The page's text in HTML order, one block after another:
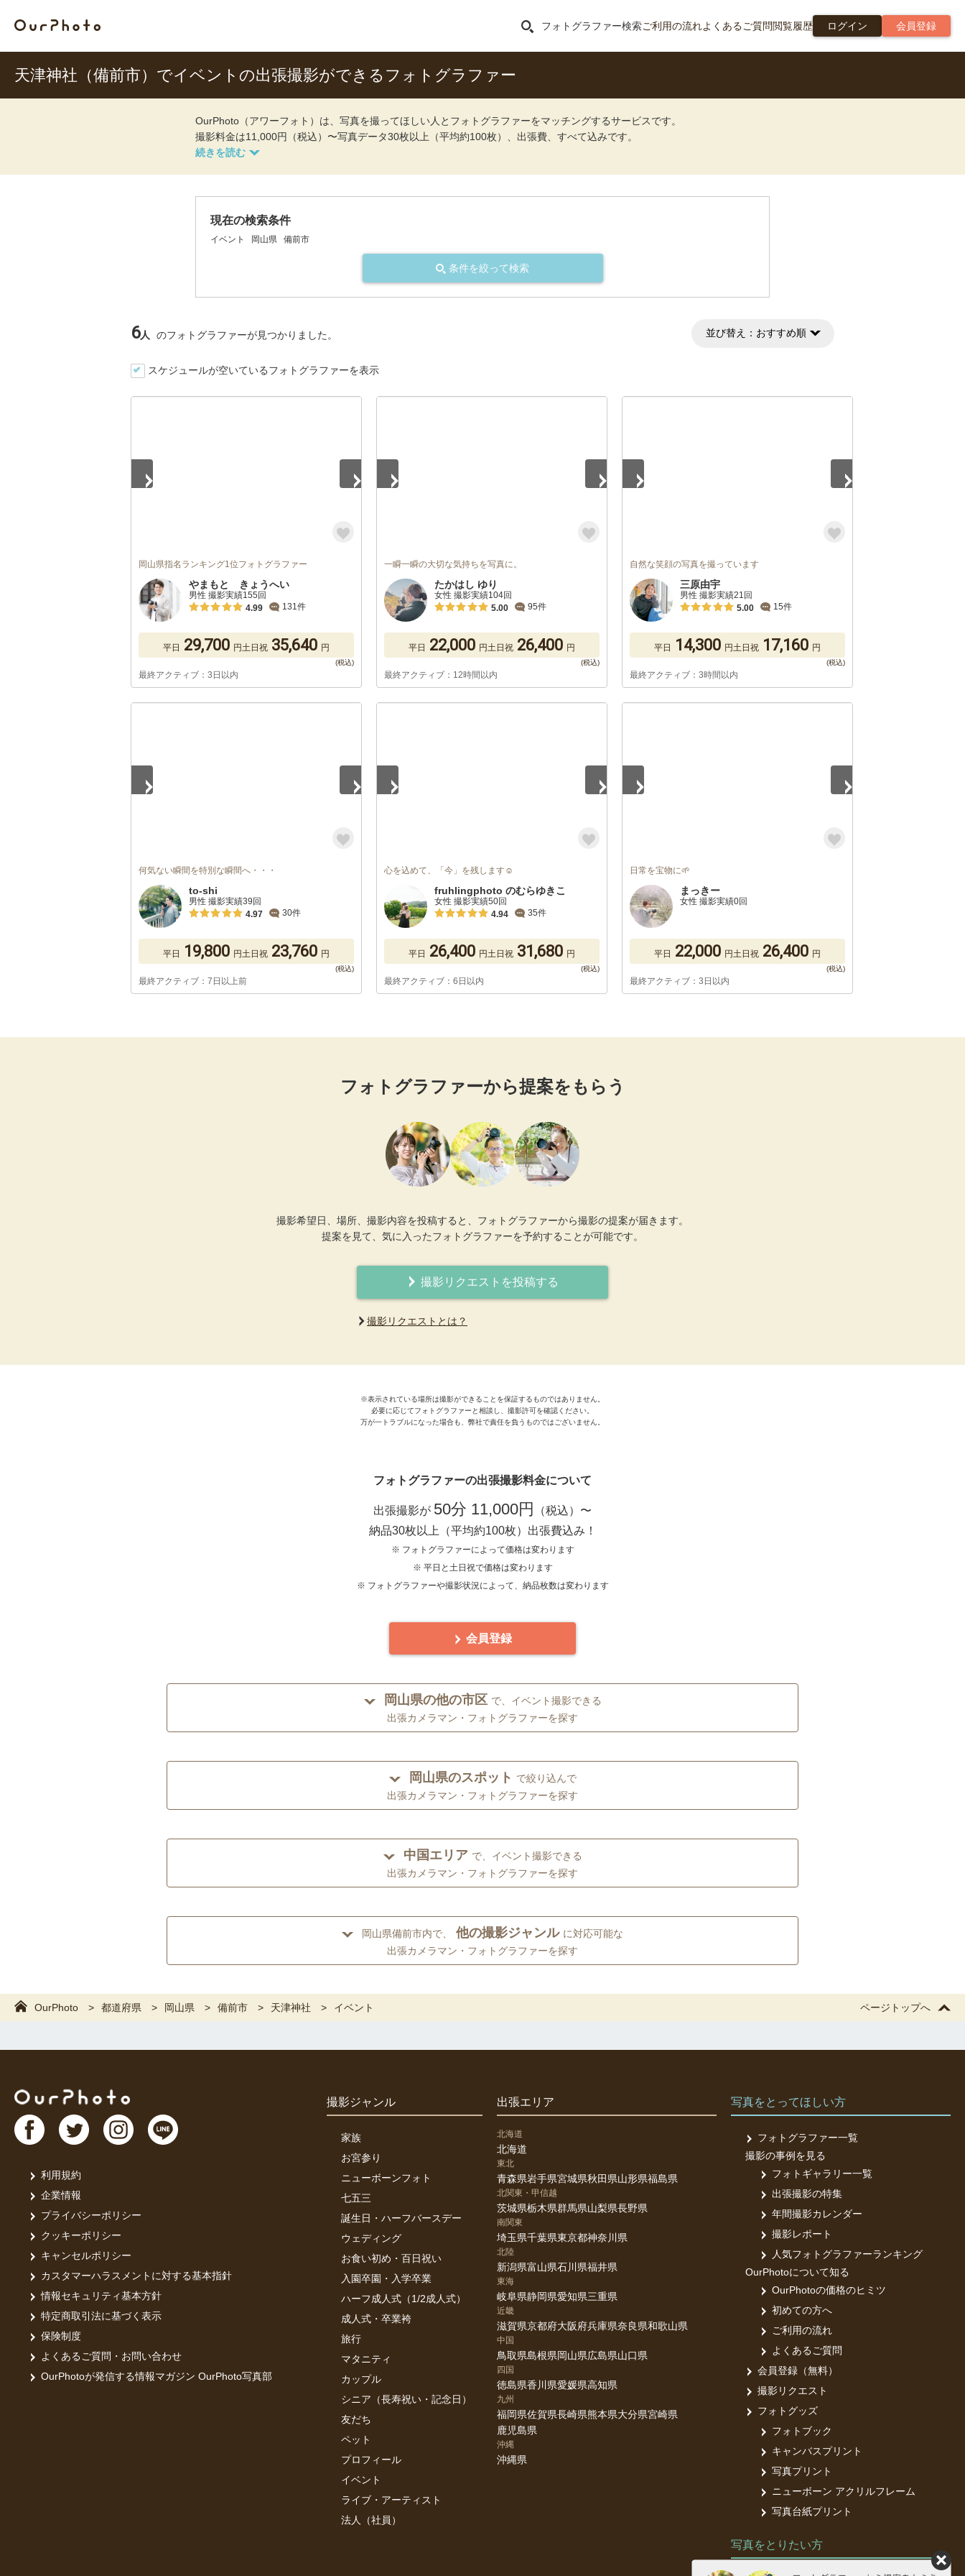
フォトグラファー検索ご利用の流れよくあるご質問閲覧履歴 ログイン 会員登録
天津神社（備前市）でイベントの出張撮影ができるフォトグラファー
OurPhoto（アワーフォト）は、写真を撮ってほしい人とフォトグラファーをマッチングするサービスです。
撮影料金は11,000円（税込）〜写真データ30枚以上（平均約100枚）、出張費、すべて込みです。
現在の検索条件
イベント 岡山県 備前市
条件を絞って検索
6人 のフォトグラファーが見つかりました。 並び替え： おすすめ順
スケジュールが空いているフォトグラファーを表示
岡山県指名ランキング1位フォトグラファー
やまもと きょうへい
男性 撮影実績155回
4.99
131件
平日 29,700 円土日祝 35,640 円
最終アクティブ：3日以内
一瞬一瞬の大切な気持ちを写真に。
たかはし ゆり
女性 撮影実績104回
5.00
95件
平日 22,000 円土日祝 26,400 円
最終アクティブ：12時間以内
自然な笑顔の写真を撮っています
三原由宇
男性 撮影実績21回
5.00
15件
平日 14,300 円土日祝 17,160 円
最終アクティブ：3時間以内
何気ない瞬間を特別な瞬間へ・・・
to-shi
男性 撮影実績39回
4.97
30件
平日 19,800 円土日祝 23,760 円
最終アクティブ：7日以上前
心を込めて、「今」を残します☺︎︎
fruhlingphoto のむらゆきこ
女性 撮影実績50回
4.94
35件
平日 26,400 円土日祝 31,680 円
最終アクティブ：6日以内
日常を宝物に🌱
まっきー
女性 撮影実績0回
平日 22,000 円土日祝 26,400 円
最終アクティブ：3日以内
フォトグラファーから提案をもらう
撮影希望日、場所、撮影内容を投稿すると、フォトグラファーから撮影の提案が届きます。
提案を見て、気に入ったフォトグラファーを予約することが可能です。
撮影リクエストを投稿する
撮影リクエストとは？
※表示されている場所は撮影ができることを保証するものではありません。
必要に応じてフォトグラファーと相談し、撮影許可を確認ください。
万が一トラブルになった場合も、弊社で責任を負うものではございません。
フォトグラファーの出張撮影料金について
出張撮影が 50分 11,000円
（税込）〜
納品30枚以上（平均約100枚）出張費込み！
※ フォトグラファーによって価格は変わります
※ 平日と土日祝で価格は変わります
※ フォトグラファーや撮影状況によって、納品枚数は変わります
会員登録
岡山県の他の市区 で、イベント撮影できる
出張カメラマン・フォトグラファーを探す
岡山県のスポット で絞り込んで
出張カメラマン・フォトグラファーを探す
中国エリア で、イベント撮影できる
出張カメラマン・フォトグラファーを探す
岡山県備前市内で、 他の撮影ジャンル に対応可能な
出張カメラマン・フォトグラファーを探す
OurPhoto 都道府県 岡山県 備前市 天津神社 イベント ページトップへ
利用規約
企業情報
プライバシーポリシー
クッキーポリシー
キャンセルポリシー
カスタマーハラスメントに対する基本指針
情報セキュリティ基本方針
特定商取引法に基づく表示
保険制度
よくあるご質問・お問い合わせ
OurPhotoが発信する情報マガジン OurPhoto写真部
撮影ジャンル
家族
お宮参り
ニューボーンフォト
七五三
誕生日・ハーフバースデー
ウェディング
お食い初め・百日祝い
入園卒園・入学卒業
ハーフ成人式（1/2成人式）
成人式・卒業袴
旅行
マタニティ
カップル
シニア（長寿祝い・記念日）
友だち
ペット
プロフィール
イベント
ライブ・アーティスト
法人（社員）
出張エリア
北海道
北海道
東北
青森県岩手県宮城県秋田県山形県福島県
北関東・甲信越
茨城県栃木県群馬県山梨県長野県
南関東
埼玉県千葉県東京都神奈川県
北陸
新潟県富山県石川県福井県
東海
岐阜県静岡県愛知県三重県
近畿
滋賀県京都府大阪府兵庫県奈良県和歌山県
中国
鳥取県島根県岡山県広島県山口県
四国
徳島県香川県愛媛県高知県
九州
福岡県佐賀県長崎県熊本県大分県宮崎県
鹿児島県
沖縄
沖縄県
写真をとってほしい方
フォトグラファー一覧
撮影の事例を見る
フォトギャラリー一覧
出張撮影の特集
年間撮影カレンダー
撮影レポート
人気フォトグラファーランキング
OurPhotoについて知る
OurPhotoの価格のヒミツ
初めての方へ
ご利用の流れ
よくあるご質問
会員登録（無料）
撮影リクエスト
フォトグッズ
フォトブック
キャンバスプリント
写真プリント
ニューボーン アクリルフレーム
写真台紙プリント
写真をとりたい方